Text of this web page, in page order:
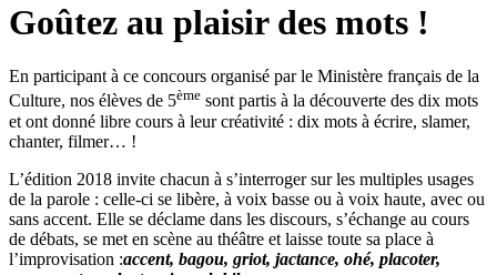
Goûtez au plaisir des mots !
En participant à ce concours organisé par le Ministère français de la
Culture, nos élèves de 5ème sont partis à la découverte des dix mots
et ont donné libre cours à leur créativité : dix mots à écrire, slamer,
chanter, filmer… !
L’édition 2018 invite chacun à s’interroger sur les multiples usages
de la parole : celle-ci se libère, à voix basse ou à voix haute, avec ou
sans accent. Elle se déclame dans les discours, s’échange au cours
de débats, se met en scène au théâtre et laisse toute sa place à
l’improvisation :accent, bagou, griot, jactance, ohé, placoter,